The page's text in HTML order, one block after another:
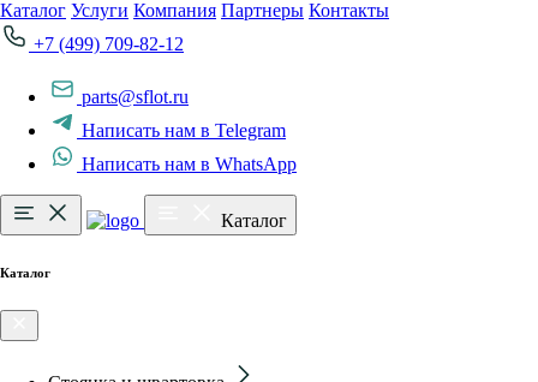
Каталог Услуги Компания Партнеры Контакты
+7 (499) 709-82-12
parts@sflot.ru
Написать нам в Telegram
Написать нам в WhatsApp
Каталог
Каталог